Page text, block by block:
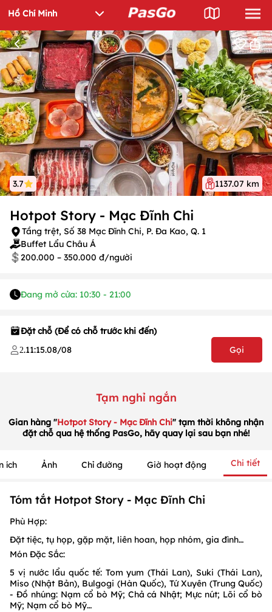
3.7 1137.07 km
Hotpot Story - Mạc Đĩnh Chi
Tầng trệt, Số 38 Mạc Đĩnh Chi, P. Đa Kao, Q. 1
Buffet Lẩu Châu Á
200.000 – 350.000 đ/người
Đang mở cửa: 10:30 - 21:00
Đặt chỗ (Để có chỗ trước khi đến)
2.11:15.08/08 Gọi
Tạm nghỉ ngắn
Gian hàng "Hotpot Story - Mạc Đĩnh Chi" tạm thời không nhận
đặt chỗ qua hệ thống PasGo, hãy quay lại sau bạn nhé!
ích Ảnh Chỉ đường Giờ hoạt động Chi tiết
Tóm tắt Hotpot Story - Mạc Đĩnh Chi
Phù Hợp:
Đặt tiệc, tụ họp, gặp mặt, liên hoan, họp nhóm, gia đình…
Món Đặc Sắc:
5 vị nước lẩu quốc tế: Tom yum (Thái Lan), Suki (Thái Lan),
Miso (Nhật Bản), Bulgogi (Hàn Quốc), Tứ Xuyên (Trung Quốc)
- Đồ nhúng: Nạm cổ bò Mỹ; Chả cá Nhật; Mực nút; Lõi cổ bò
Mỹ; Nạm cổ bò Mỹ…
/1